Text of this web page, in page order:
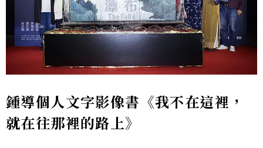
鍾導個人文字影像書《我不在這裡，
就在往那裡的路上》